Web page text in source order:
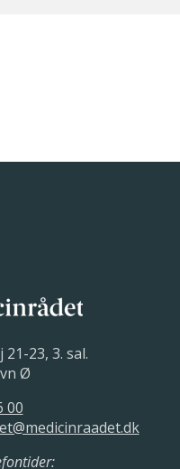
23, 3. sal.
Ø
00